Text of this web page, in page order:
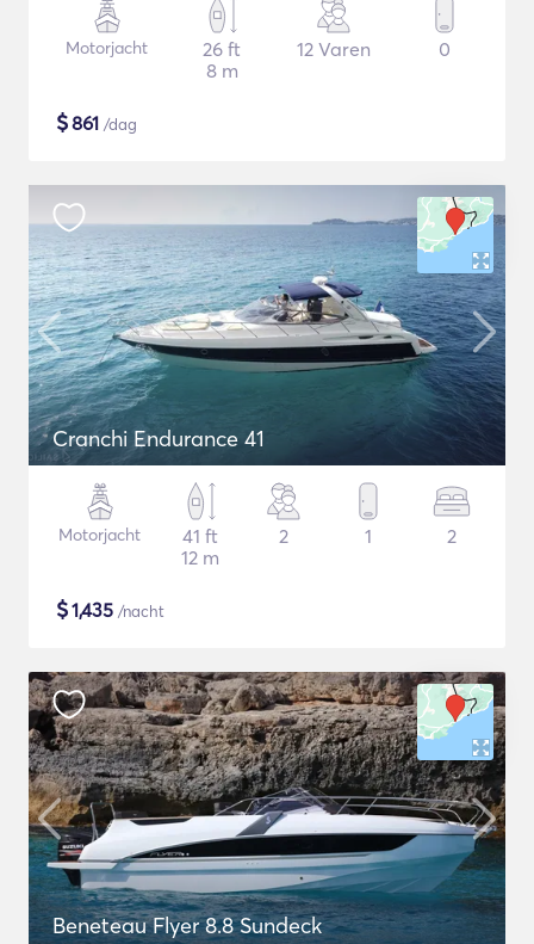
Motorjacht
26 ft
8 m
12 Varen 0
$861 /dag
Cranchi Endurance 41
Motorjacht
41 ft
12 m
2 1 2
$1,435 /nacht
Beneteau Flyer 8.8 Sundeck